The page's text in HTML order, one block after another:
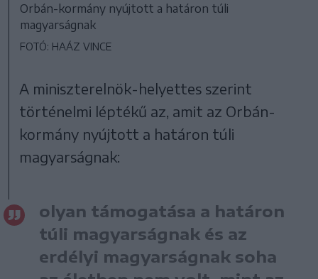
Orbán-kormány nyújtott a határon túli
magyarságnak
FOTÓ: HAÁZ VINCE
A miniszterelnök-helyettes szerint
történelmi léptékű az, amit az Orbán-
kormány nyújtott a határon túli
magyarságnak:
olyan támogatása a határon
túli magyarságnak és az
erdélyi magyarságnak soha